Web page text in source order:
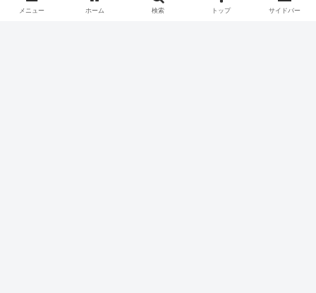
メニュー ホーム 検索 トップ サイドバー